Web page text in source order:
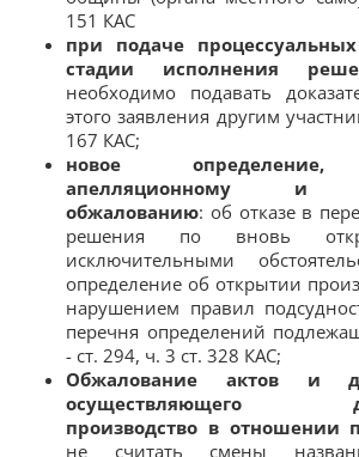
151 КАС
при подаче
стадии исполнения
необходимо подавать
этого заявления другим
167 КАС;
новое определение,
апелляционному и
обжалованию: об отказе в
решения по вновь
исключительными
определение об открытии
нарушением правил
перечня определений
- ст. 294, ч. 3 ст. 328 КАС;
Обжалование актов и
осуществляющего
производство в отношении
не считать смены